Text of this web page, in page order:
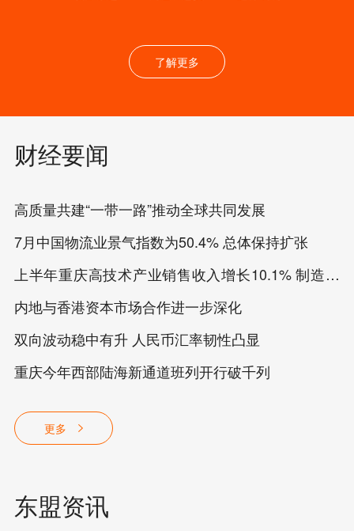
了解更多
财经要闻
高质量共建“一带一路”推动全球共同发展
7月中国物流业景气指数为50.4% 总体保持扩张
上半年重庆高技术产业销售收入增长10.1% 制造业
占比超三成
内地与香港资本市场合作进一步深化
双向波动稳中有升 人民币汇率韧性凸显
重庆今年西部陆海新通道班列开行破千列
更多
东盟资讯